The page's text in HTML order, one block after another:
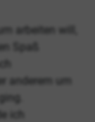
arbeiten will,
Spaß
anderem um
ich